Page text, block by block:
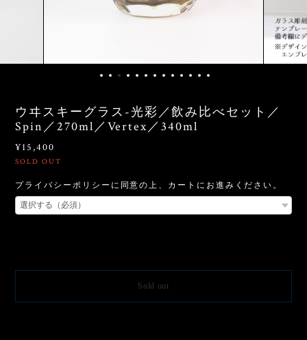
ウヰスキーグラス-光彩／飲み比べセット／
Spin／270ml／Vertex／340ml
¥15,400
SOLD OUT
プライバシーポリシーに同意の上、カートにお進みください。
Sold out